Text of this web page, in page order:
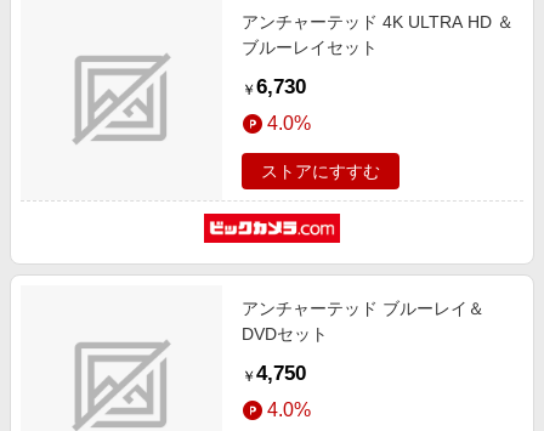
アンチャーテッド 4K ULTRA HD ＆
ブルーレイセット
￥ 6,730
4.0%
ストアにすすむ
アンチャーテッド ブルーレイ＆
DVDセット
￥ 4,750
4.0%